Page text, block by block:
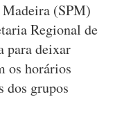
Madeira (SPM)
Regional de
para deixar
os horários
dos grupos